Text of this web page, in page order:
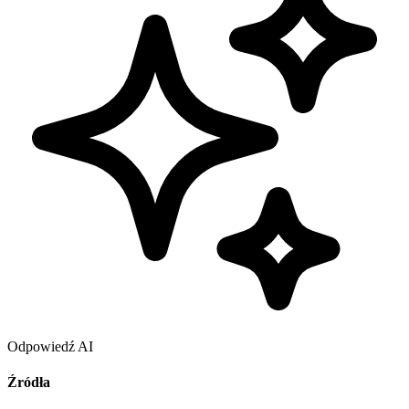
Odpowiedź AI
Źródła